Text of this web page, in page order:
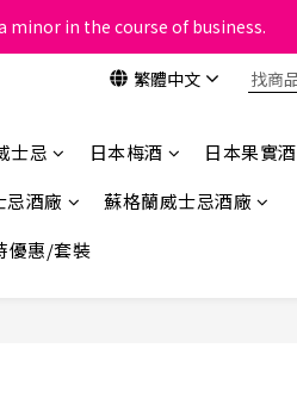
醉的酒類
in the course of business.
繁體中文
士忌 日本梅酒
日本果實酒
忌酒廠
蘇格蘭威士忌酒廠
優惠/套裝